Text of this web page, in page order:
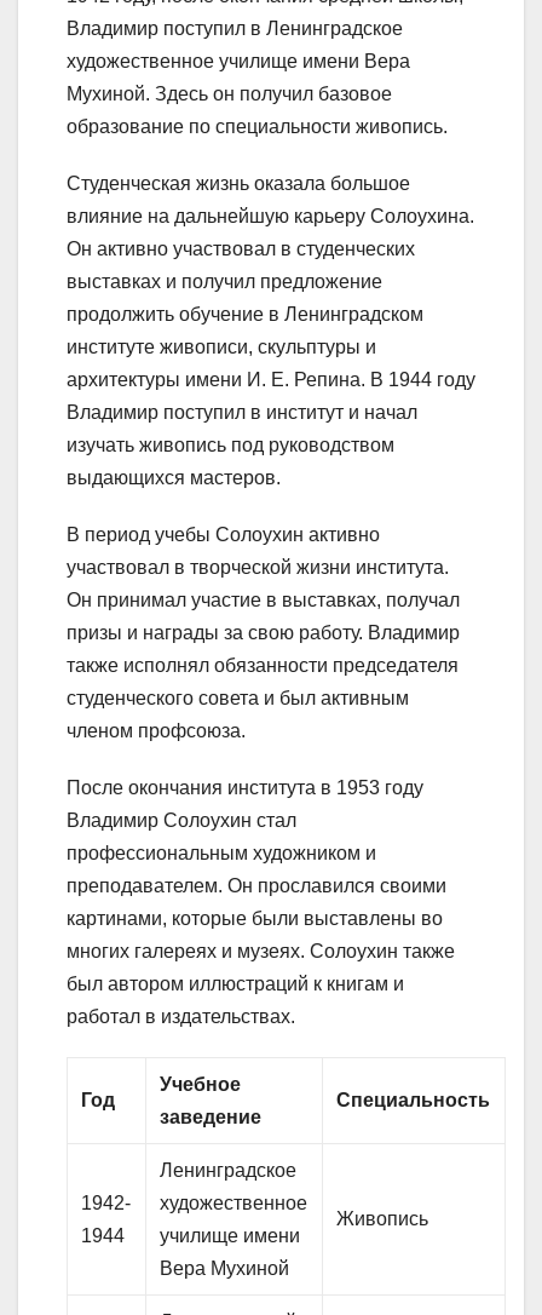
Владимир поступил в Ленинградское
художественное училище имени Вера
Мухиной. Здесь он получил базовое
образование по специальности живопись.
Студенческая жизнь оказала большое
влияние на дальнейшую карьеру Солоухина.
Он активно участвовал в студенческих
выставках и получил предложение
продолжить обучение в Ленинградском
институте живописи, скульптуры и
архитектуры имени И. Е. Репина. В 1944 году
Владимир поступил в институт и начал
изучать живопись под руководством
выдающихся мастеров.
В период учебы Солоухин активно
участвовал в творческой жизни института.
Он принимал участие в выставках, получал
призы и награды за свою работу. Владимир
также исполнял обязанности председателя
студенческого совета и был активным
членом профсоюза.
После окончания института в 1953 году
Владимир Солоухин стал
профессиональным художником и
преподавателем. Он прославился своими
картинами, которые были выставлены во
многих галереях и музеях. Солоухин также
был автором иллюстраций к книгам и
работал в издательствах.
Год
Учебное
заведение
Специальность
1942-
1944
Ленинградское
художественное
училище имени
Вера Мухиной
Живопись